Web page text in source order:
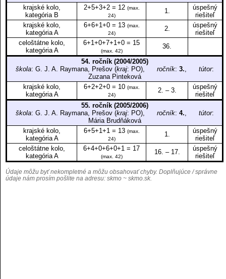
krajské kolo,
kategória B
2+5+3+2 = 12 (max.
24)
1.
úspešný
riešiteľ
krajské kolo,
kategória A
6+6+1+0 = 13 (max.
24)
2.
úspešný
riešiteľ
celoštátne kolo,
kategória A
6+1+0+7+1+0 = 15
(max. 42)
36.
54. ročník (2004/2005)
škola: G. J. A. Raymana, Prešov (kraj: PO), ročník: 3., tútor:
Zuzana Pinteková
krajské kolo,
kategória A
6+2+2+0 = 10 (max.
24)
2. – 3.
úspešný
riešiteľ
55. ročník (2005/2006)
škola: G. J. A. Raymana, Prešov (kraj: PO), ročník: 4., tútor:
Mária Brudňáková
krajské kolo,
kategória A
6+5+1+1 = 13 (max.
24)
1.
úspešný
riešiteľ
celoštátne kolo,
kategória A
6+4+0+6+0+1 = 17
(max. 42)
16. – 17.
úspešný
riešiteľ
Údaje môžu byť nekompletné a môžu obsahovať chyby. Doplňujúce / správne
údaje nám prosím pošlite na adresu: skmo ~ skmo.sk